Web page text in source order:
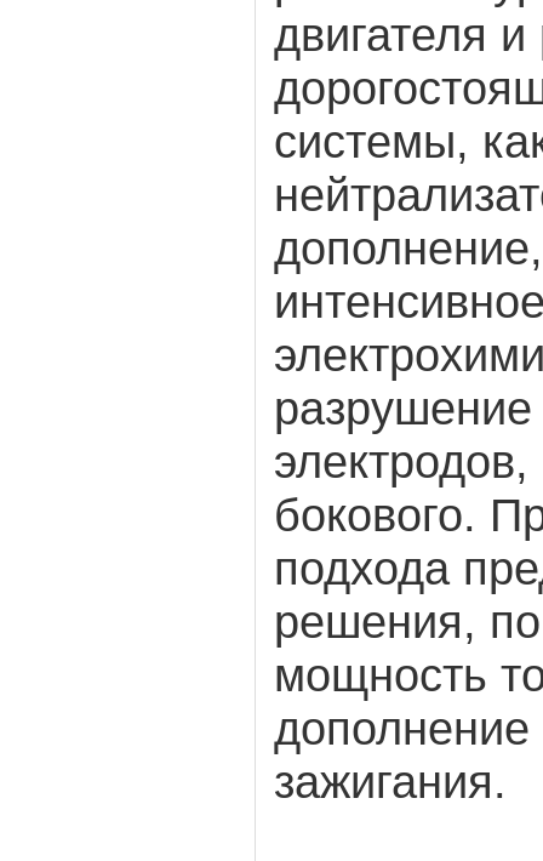
двигателя
системы,
разрушение
бокового.
подхода
решения,
мощность
дополнение
зажигания.